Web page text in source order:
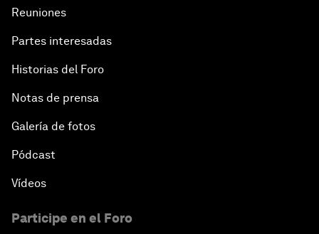
Reuniones
Partes interesadas
Historias del Foro
Notas de prensa
Galería de fotos
Pódcast
Vídeos
Participe en el Foro